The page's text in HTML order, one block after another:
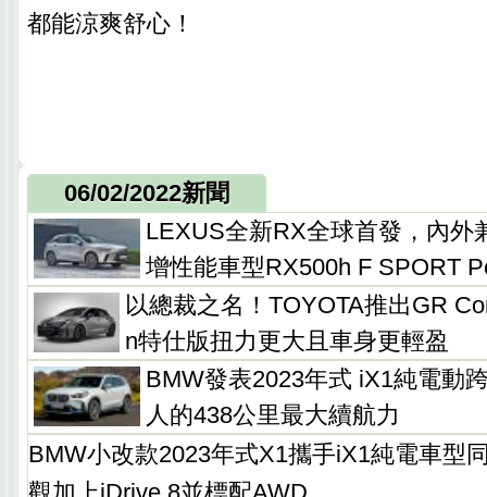
都能涼爽舒心！
06/02/2022新聞
LEXUS全新RX全球首發，內外
增性能車型RX500h F SPORT
以總裁之名！TOYOTA推出GR
n特仕版扭力更大且車身更輕盈
BMW發表2023年式 iX1純電動
人的438公里最大續航力
BMW小改款2023年式X1攜手iX1純電車型